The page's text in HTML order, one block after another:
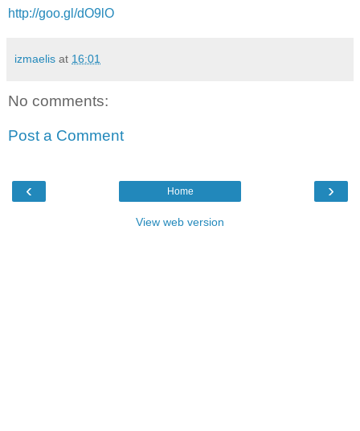
http://goo.gl/dO9lO
izmaelis at 16:01
No comments:
Post a Comment
‹ ›
Home
View web version